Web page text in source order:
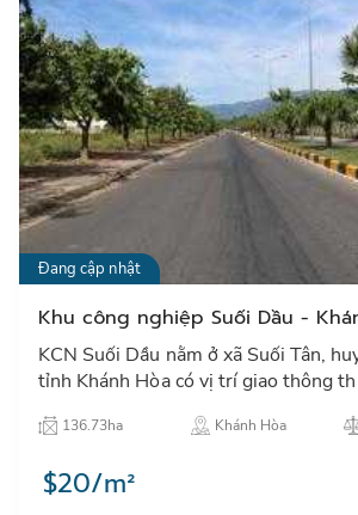
Đang cập nhật
Khu công nghiệp Suối Dầu -
KCN Suối Dầu nằm ở xã Suối Tân,
tỉnh Khánh Hòa có vị trí giao thông
hạ tầng hoàn thiện; KCN hiện nay
nhiều nhà …
136.73ha Khánh Hòa
$20/m²